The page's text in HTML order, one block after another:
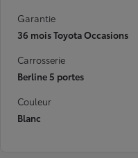
Garantie
36 mois Toyota Occasions
Carrosserie
Berline 5 portes
Couleur
Blanc